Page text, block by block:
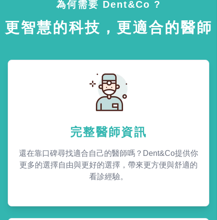
為何需要 Dent&Co ?
更智慧的科技，更適合的醫師
完整醫師資訊
還在靠口碑尋找適合自己的醫師嗎？Dent&Co提供你
更多的選擇自由與更好的選擇，帶來更方便與舒適的
看診經驗。